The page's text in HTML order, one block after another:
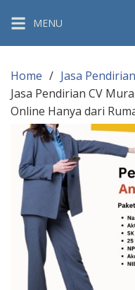
content
MENU
Home
Jasa
Jasa Pendirian CV
Online Hanya dari